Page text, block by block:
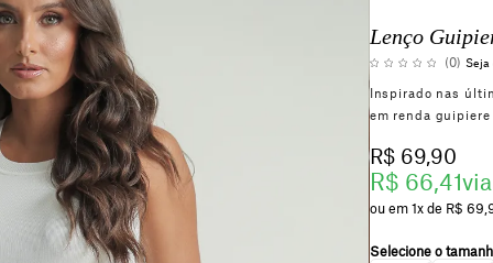
Lenço
(0) Seja
Inspirado nas
em renda
R$ 66,41
R$ 69,90
1x R$